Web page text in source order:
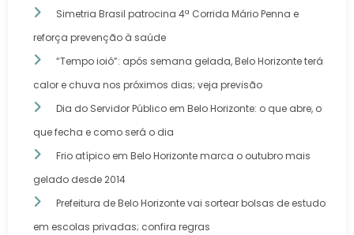
Simetria Brasil patrocina 4ª Corrida Mário Penna e
reforça prevenção à saúde
“Tempo ioiô”: após semana gelada, Belo Horizonte terá
calor e chuva nos próximos dias; veja previsão
Dia do Servidor Público em Belo Horizonte: o que abre, o
que fecha e como será o dia
Frio atípico em Belo Horizonte marca o outubro mais
gelado desde 2014
Prefeitura de Belo Horizonte vai sortear bolsas de estudo
em escolas privadas; confira regras